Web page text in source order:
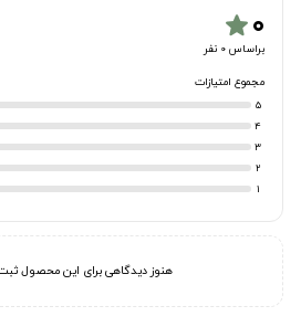
۰star
براساس 0 نفر
مجموع امتیازات
5
4
3
2
1
هنوز دیدگاهی برای این محصول